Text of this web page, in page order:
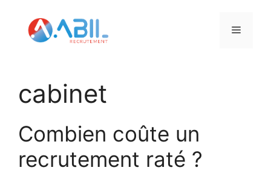
contenu
Menu
cabinet
Combien coûte un
recrutement raté ?